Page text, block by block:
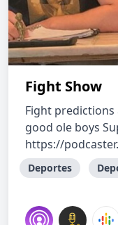
Fight Show
Fight
good ole boys
https://
Deportes